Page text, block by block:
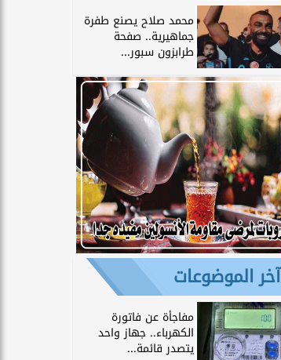
محمد صلاح يصنع طفرة
جماهيرية.. صفحة
طرابزون سبور...
آخر الموضوعات
مفاجأة عن فاتورة
الكهرباء.. جهاز واحد
يتصدر قائمة...